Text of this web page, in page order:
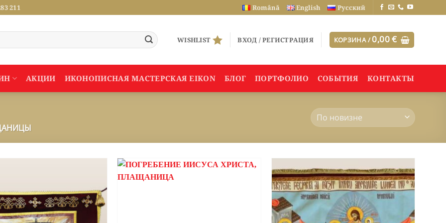
211 Română English Русский
WISHLIST ВХОД / РЕГИСТРАЦИЯ КОРЗИНА / 0,00€
АКЦИИ ИКОНОПИСНАЯ МАСТЕРСКАЯ EIKON БЛОГ ПОРТФОЛИО СОБЫТИЯ КОНТАКТЫ
В СПИСОК
ЖЕЛАНИЙ
ДОБАВИТЬ
В СПИСОК
ЖЕЛАНИЙ